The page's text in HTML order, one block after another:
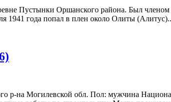
Пустынки Оршанского района. Был
1941 года попал в плен около Олиты
р-на Могилевской обл. Пол: мужчина